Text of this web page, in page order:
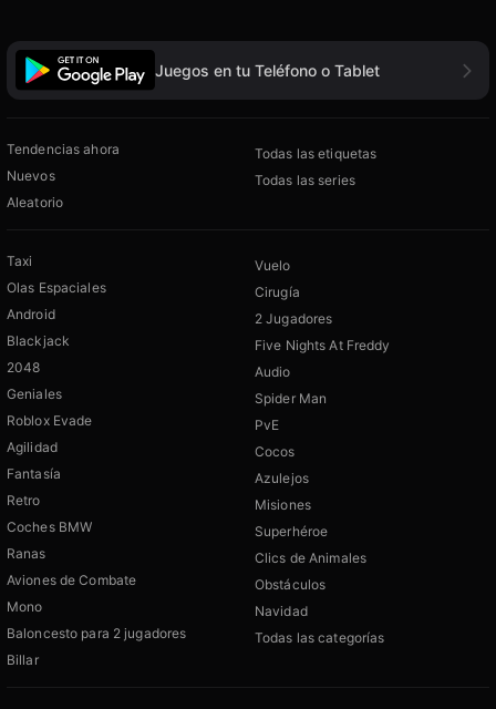
Juegos en tu Teléfono o Tablet
Tendencias ahora
Nuevos
Aleatorio
Todas las etiquetas
Todas las series
Taxi
Olas Espaciales
Android
Blackjack
2048
Geniales
Roblox Evade
Agilidad
Fantasía
Retro
Coches BMW
Ranas
Aviones de Combate
Mono
Baloncesto para 2 jugadores
Billar
Vuelo
Cirugía
2 Jugadores
Five Nights At Freddy
Audio
Spider Man
PvE
Cocos
Azulejos
Misiones
Superhéroe
Clics de Animales
Obstáculos
Navidad
Todas las categorías